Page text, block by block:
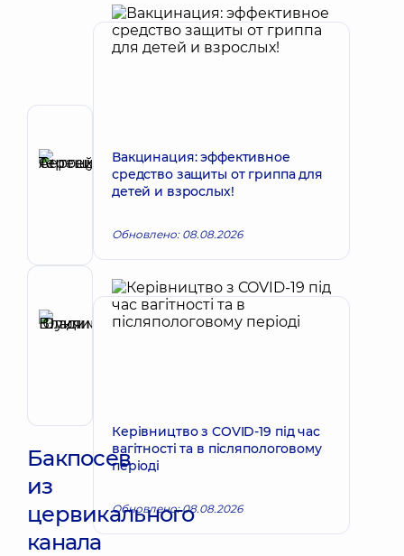
Терещук
Сергей
Антоньевич
челюстно-
Запись к врачу
Рецензент
Шуклина
Бакпосев
из
цервикального
канала
Вакцинация: эффективное
средство защиты от гриппа для
детей и взрослых!
Обновлено: 08.08.2026
Керівництво з COVID-19 під час
вагітності та в післяпологовому
періоді
Обновлено: 08.08.2026